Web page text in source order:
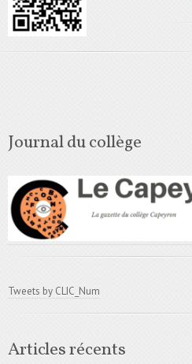
Journal du collège
Tweets by CLIC_Num
Articles récents